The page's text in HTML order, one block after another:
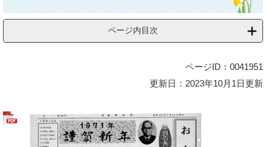
ページ内目次
ページID：0041951
更新日：2023年10月1日更新